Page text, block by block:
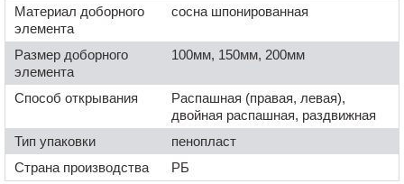
Материал доборного
элемента
сосна шпонированная
Размер доборного
элемента
100мм, 150мм, 200мм
Способ открывания
Распашная (правая, левая),
двойная распашная, раздвижная
Тип упаковки
пенопласт
Страна производства
РБ